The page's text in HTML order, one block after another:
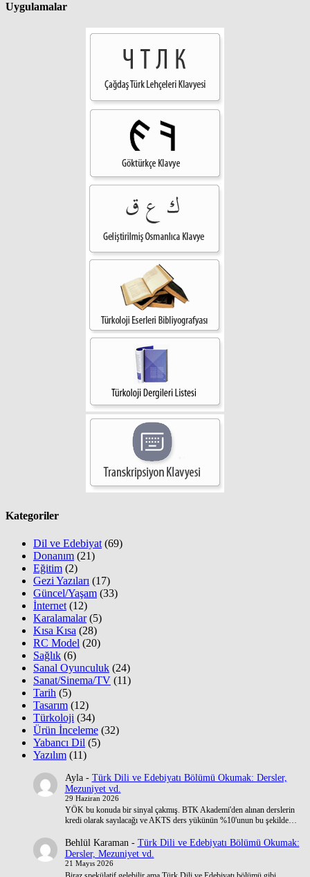
Uygulamalar
Kategoriler
Dil ve Edebiyat (69)
Donanım (21)
Eğitim (2)
Gezi Yazıları (17)
Güncel/Yaşam (33)
İnternet (12)
Karalamalar(5)
Kısa Kısa (28)
RC Model (20)
Sağlık (6)
Sanal Oyunculuk (24)
Sanat/Sinema/TV (11)
Tarih (5)
Tasarım (12)
Türkoloji (34)
Ürün İnceleme (32)
Yabancı Dil (5)
Yazılım (11)
Ayla- Türk Dili ve Edebiyatı Bölümü Okumak: Dersler,
Mezuniyet vd.
29 Haziran 2026
YÖK bu konuda bir sinyal çakmış. BTK Akademi'den alınan derslerin
kredi olarak sayılacağı ve AKTS ders yükünün %10'unun bu şekilde…
Behlül Karaman- Türk Dili ve Edebiyatı Bölümü Okumak:
Dersler, Mezuniyet vd.
21 Mayıs 2026